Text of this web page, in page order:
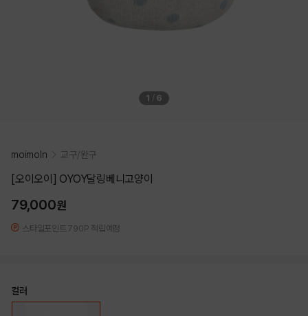
1 / 6
moimoln 교구/완구
[오이오이] OYOY달링베니고양이
79,000원
스타일포인트 790P 적립예정
컬러